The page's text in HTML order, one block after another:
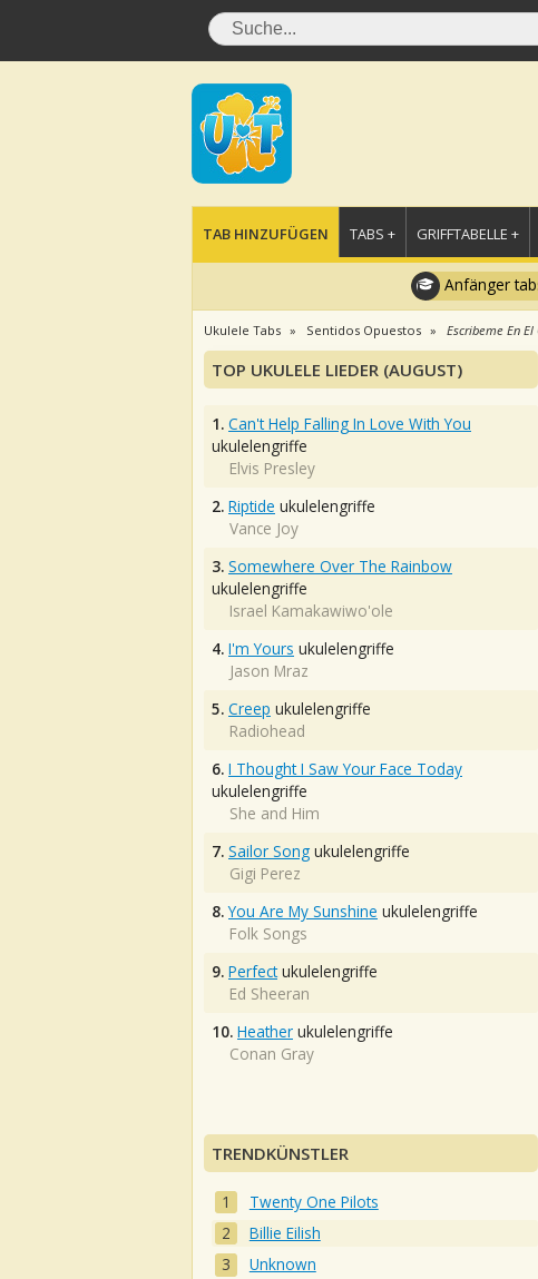
TAB HINZUFÜGEN TABS + GRIFFTABELLE +
Anfänger
Ukulele Tabs Sentidos Opuestos Escribeme En El
TOP UKULELE LIEDER (AUGUST)
1. Can't Help Falling In Love With You
ukulelengriffe
Elvis Presley
2. Riptide ukulelengriffe
Vance Joy
3. Somewhere Over The Rainbow
ukulelengriffe
Israel Kamakawiwo'ole
4. I'm Yours ukulelengriffe
Jason Mraz
5. Creep ukulelengriffe
Radiohead
6. I Thought I Saw Your Face Today
ukulelengriffe
She and Him
7. Sailor Song ukulelengriffe
Gigi Perez
8. You Are My Sunshine ukulelengriffe
Folk Songs
9. Perfectukulelengriffe
Ed Sheeran
10. Heather ukulelengriffe
Conan Gray
TRENDKÜNSTLER
Twenty One Pilots
Billie Eilish
Unknown